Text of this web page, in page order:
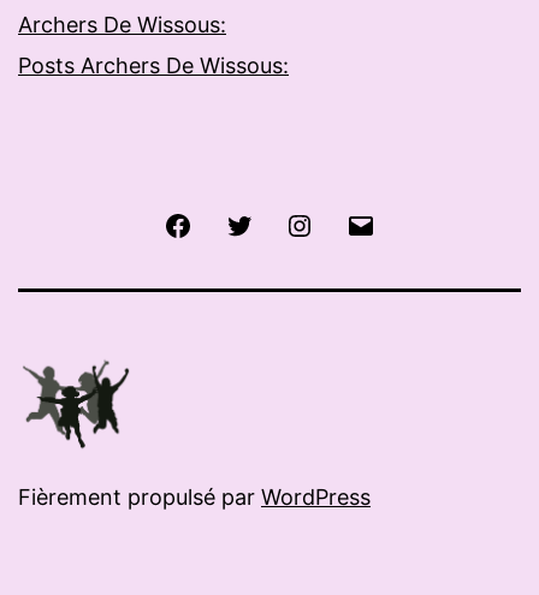
Archers De Wissous:
Posts Archers De Wissous:
FacebookTwitter Instagram
Fièrement propulsé par WordPress